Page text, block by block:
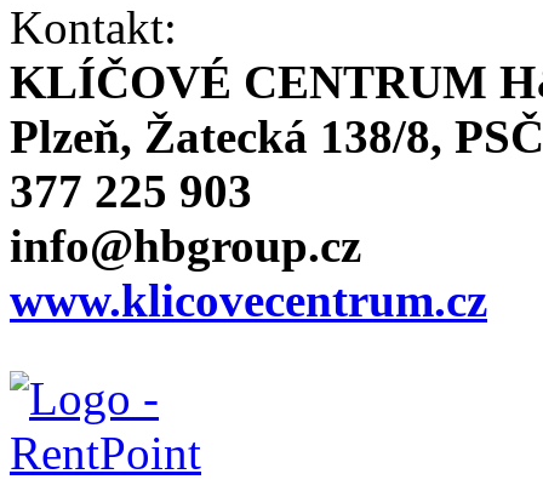
Kontakt:
KLÍČOVÉ CENTRUM
Plzeň, Žatecká 138/8,
377 225 903
info@hbgroup.cz
www.klicovecentrum.cz